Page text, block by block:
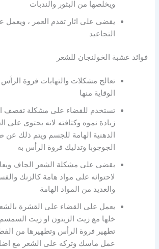
ويخلصها من البثور والندبات
يقضى على اثار تقدم العمر ، ويعمل
التجاعيد
فوائد عشبة الخولنجان للشعر
تعالج مشكلات والتهابات فروة
الوقاية منها
تستخدم للقضاء على مشكلة تقصف
زيادة نموه وكثافته لانه يحتوى على
الدهنية الهامة للجسم ويتم ذلك
الجوجوبا وتدليك فروة الرأس به
يقضى على مشكلة الشعر الجاف
لاحتوائه على مواد هامة كالزنك
والعديد من المواد الهامة
يعمل على القضاء على القشرة
خلها مع زيت الزيتون او زيت
تطهير فروة الرأس وتطهيرها من
عمل ماسك وتركه على الشعر مع